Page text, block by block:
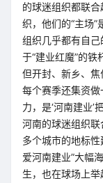
的球迷组织都联合
织，他们的“主场
组织几乎都有自
于“建业红魔”的铁
但开封、新乡、
每个赛季还集资
力，是‘河南建业’
河南的球迷组织
多个城市的地标
爱河南建业”大幅
生，也在球场上